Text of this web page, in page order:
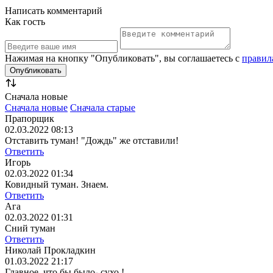
Написать комментарий
Как гость
Нажимая на кнопку "Опубликовать", вы соглашаетесь с
Сначала новые
Сначала новые Сначала старые
Прапорщик
02.03.2022 08:13
Отставить туман! "Дождь" же отставили!
Ответить
Игорь
02.03.2022 01:34
Ковидный туман. Знаем.
Ответить
Ага
02.03.2022 01:31
Сний туман
Ответить
Николай Прокладкин
01.03.2022 21:17